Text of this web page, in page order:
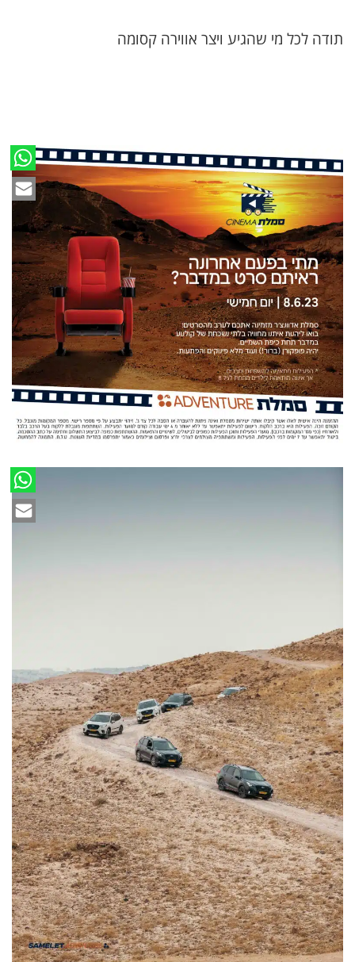
תודה לכל מי שהגיע ויצר אווירה קסומה